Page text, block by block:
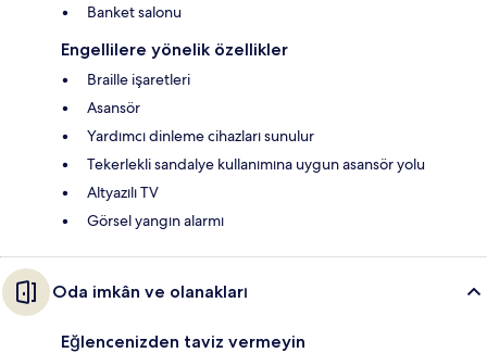
Banket salonu
Engellilere yönelik özellikler
Braille işaretleri
Asansör
Yardımcı dinleme cihazları sunulur
Tekerlekli sandalye kullanımına uygun asansör yolu
Altyazılı TV
Görsel yangın alarmı
Oda imkân ve olanakları
Eğlencenizden taviz vermeyin